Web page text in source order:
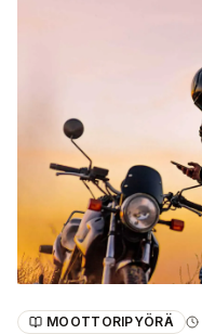
MOOTTORIPYÖRÄ